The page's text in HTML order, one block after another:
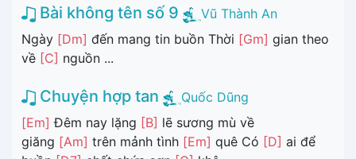
Bài không tên số 9
Vũ Thành An
Ngày [Dm] đến mang tin buồn Thời [Gm] gian theo
về [C] nguồn ...
Chuyện hợp tan
Quốc Dũng
[Em] Đêm nay lặng [B] lẽ sương mù về
giăng [Am] trên mảnh tình [Em] quê Có [D] ai để